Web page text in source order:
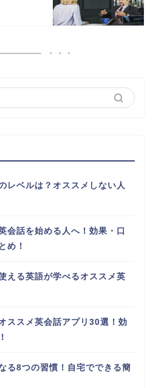
レベルは？オススメしない人
会話を始める人へ！効果・口
め！
える英語が学べるオススメ英
ススメ英会話アプリ30選！効
る8つの習慣！自宅でできる簡